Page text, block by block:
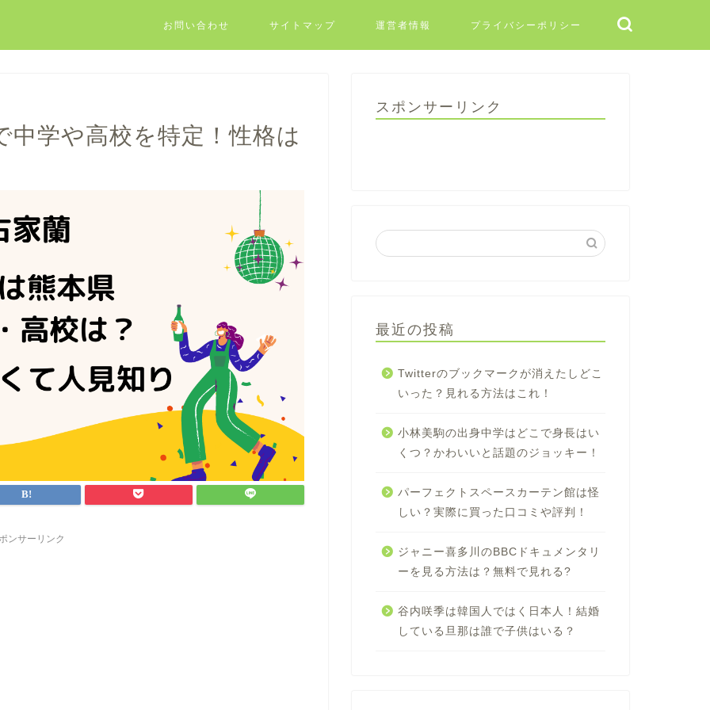
お問い合わせ サイトマップ 運営者情報 プライバシーポリシー
中学や高校を特定！性格は
ンサーリンク
スポンサーリンク
最近の投稿
Twitterのブックマークが消えたしどこ
いった？見れる方法はこれ！
小林美駒の出身中学はどこで身長はい
くつ？かわいいと話題のジョッキー！
パーフェクトスペースカーテン館は怪
しい？実際に買った口コミや評判！
ジャニー喜多川のBBCドキュメンタリ
ーを見る方法は？無料で見れる?
谷内咲季は韓国人ではく日本人！結婚
している旦那は誰で子供はいる？